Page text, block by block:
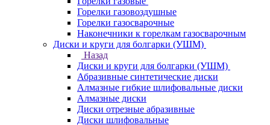
Горелки газовоздушные
Горелки газосварочные
Наконечники к горелкам газосварочным
Диски и круги для болгарки (УШМ)
Назад
Диски и круги для болгарки (УШМ)
Абразивные синтетические диски
Алмазные гибкие шлифовальные диски
Алмазные диски
Диски отрезные абразивные
Диски шлифовальные